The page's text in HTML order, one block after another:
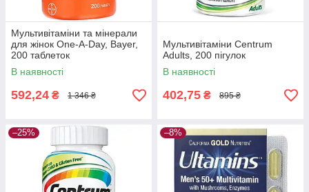
Мультивітаміни та мінерали
для жінок One-A-Day, Bayer,
200 таблеток
В наявності
592,24 ₴ 1 346 ₴
Мультивітаміни Centrum
Adults, 200 пігулок
В наявності
402,75 ₴ 895 ₴
–25% –8%